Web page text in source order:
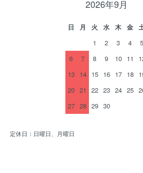
2026年9月
日 月 火 水 木 金
1
2 3 4
5
6
7 8 9 10 11
13
14 15 16 17 18
20 21 22 23 24 25
27 28 29 30
定休日：日曜日、月曜日